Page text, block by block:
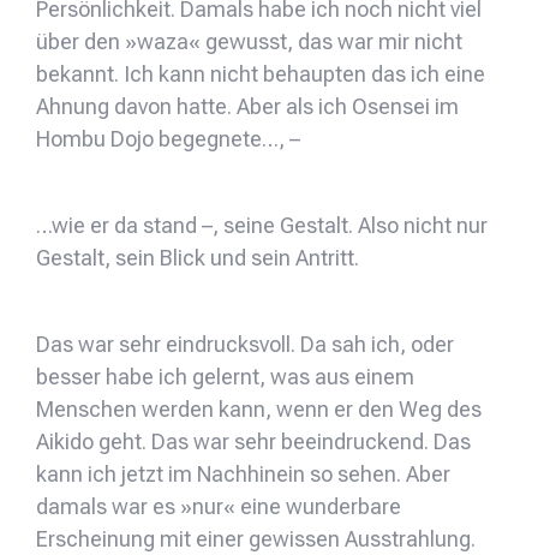
Persönlichkeit. Damals habe ich noch nicht viel
über den »waza« gewusst, das war mir nicht
bekannt. Ich kann nicht behaupten das ich eine
Ahnung davon hatte. Aber als ich Osensei im
Hombu Dojo begegnete…, –
…wie er da stand –, seine Gestalt. Also nicht nur
Gestalt, sein Blick und sein Antritt.
Das war sehr eindrucksvoll. Da sah ich, oder
besser habe ich gelernt, was aus einem
Menschen werden kann, wenn er den Weg des
Aikido geht. Das war sehr beeindruckend. Das
kann ich jetzt im Nachhinein so sehen. Aber
damals war es »nur« eine wunderbare
Erscheinung mit einer gewissen Ausstrahlung.